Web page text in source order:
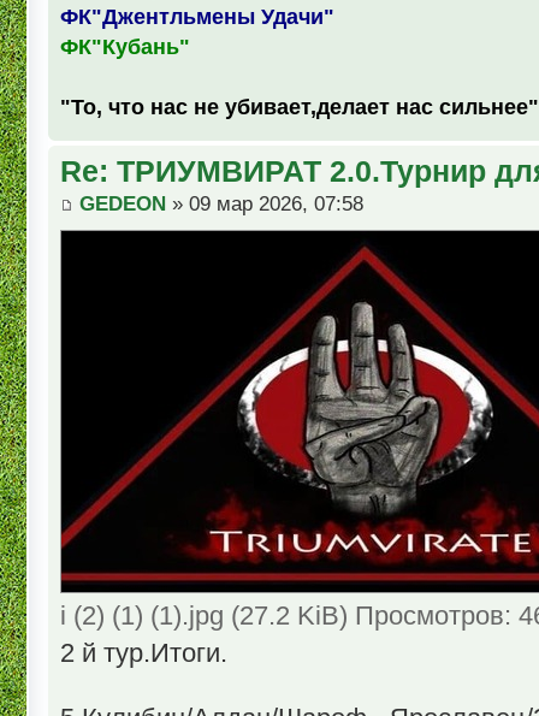
ФК"Джентльмены Удачи"
ФК"Кубань"
"То, что нас не убивает,делает нас сильнее"
Re: ТРИУМВИРАТ 2.0.Турнир
GEDEON » 09 мар 2026, 07:58
i (2) (1) (1).jpg (27.2 KiB) Просмотров:
2 й тур.Итоги.